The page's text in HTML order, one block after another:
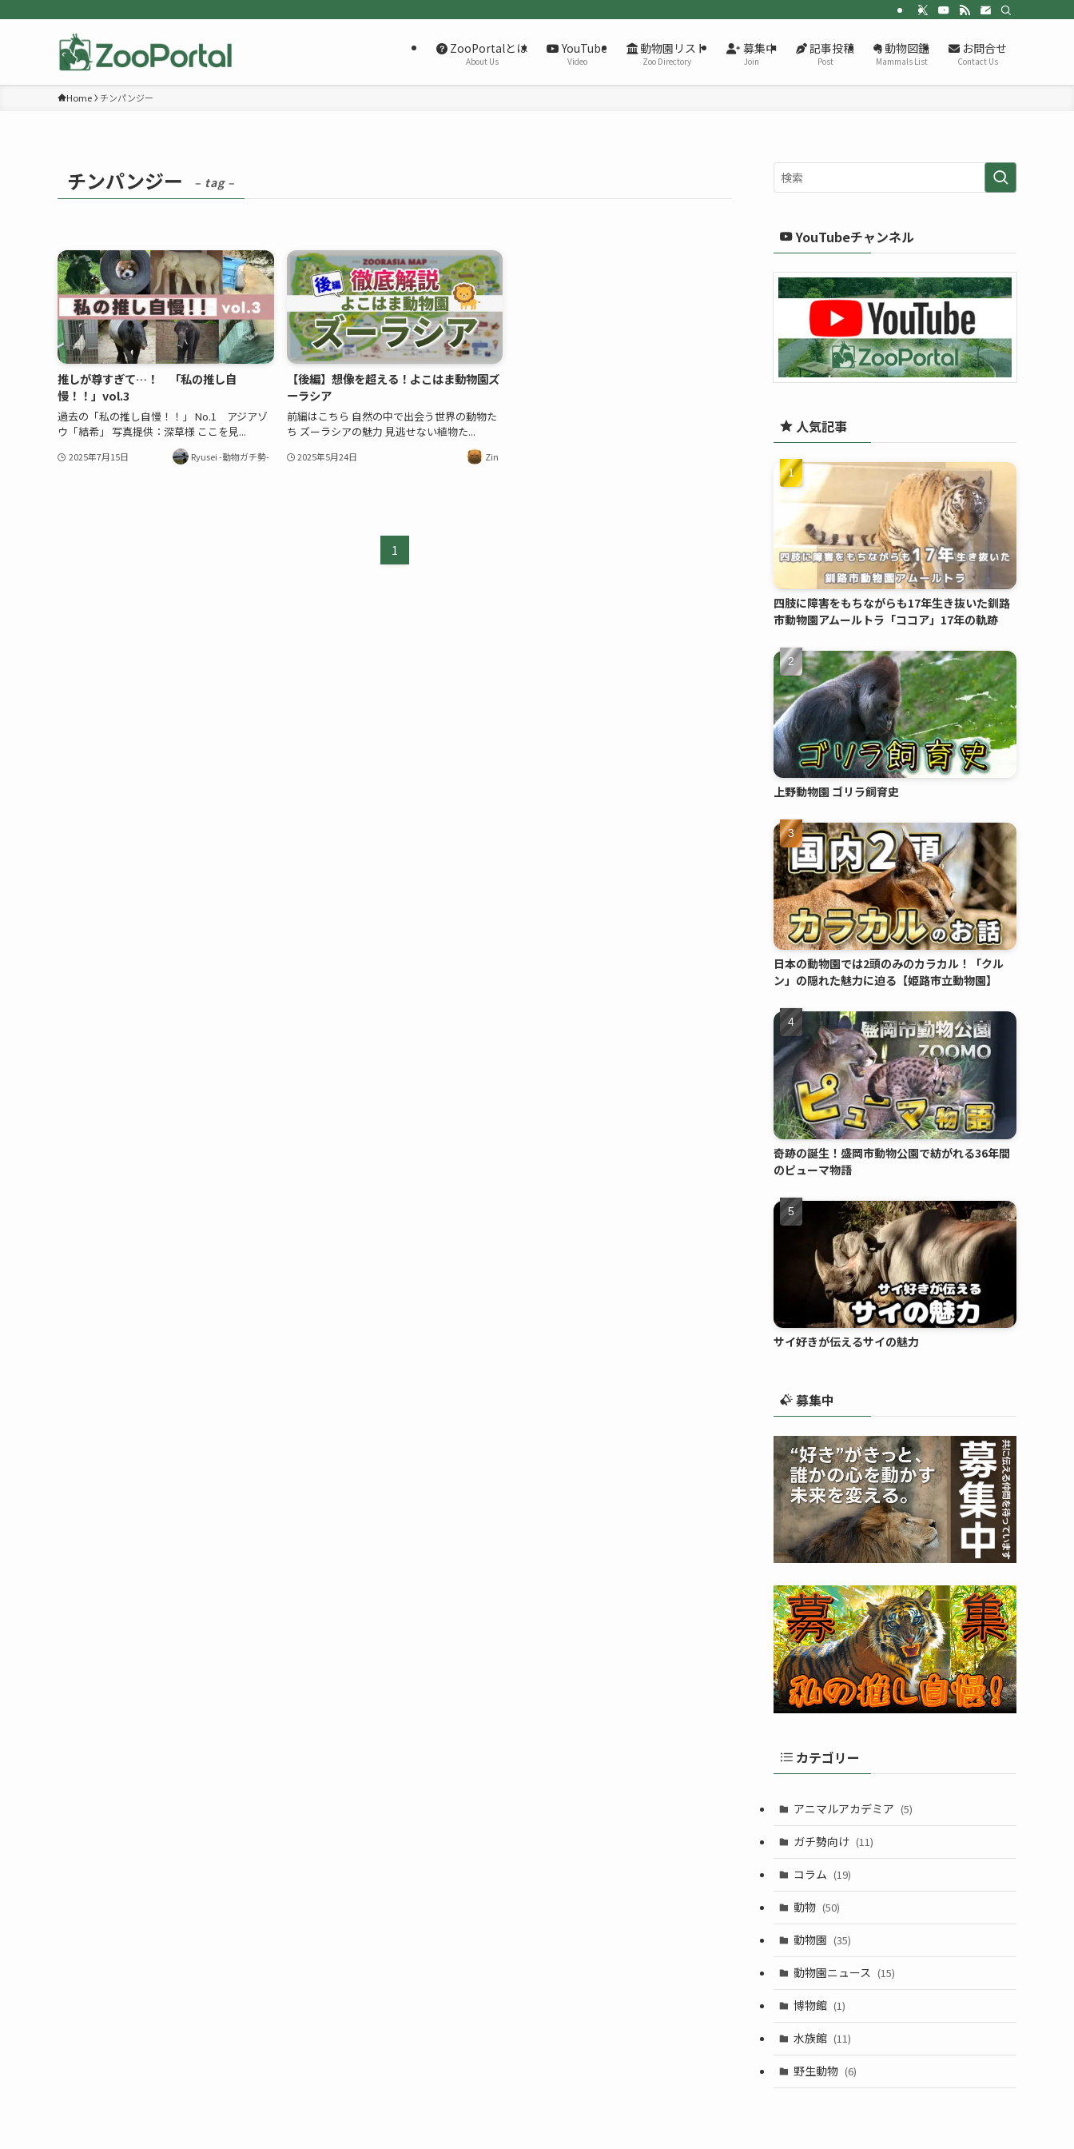
ZooPortalとは
About Us
YouTube
Video
動物園リスト
Zoo Directory
募集中
Join
記事投稿
Post
動物図鑑
Mammals List
お問合せ
Contact Us
Home チンパンジー
チンパンジー – tag –
推しが尊すぎて…！ 「私の推し自
慢！！」vol.3
過去の「私の推し自慢！！」 No.1 アジアゾ
ウ「結希」 写真提供：深草様 ここを見...
2025年7月15日 Ryusei -動物ガチ勢-
【後編】想像を超える！よこはま動物園ズ
ーラシア
前編はこちら 自然の中で出会う世界の動物た
ち ズーラシアの魅力 見逃せない植物た...
2025年5月24日 Zin
1
YouTubeチャンネル
人気記事
四肢に障害をもちながらも17年生き抜いた釧路
市動物園アムールトラ「ココア」17年の軌跡
上野動物園 ゴリラ飼育史
日本の動物園では2頭のみのカラカル！「クル
ン」の隠れた魅力に迫る【姫路市立動物園】
奇跡の誕生！盛岡市動物公園で紡がれる36年間
のピューマ物語
サイ好きが伝えるサイの魅力
募集中
カテゴリー
アニマルアカデミア (5)
ガチ勢向け (11)
コラム (19)
動物 (50)
動物園 (35)
動物園ニュース (15)
博物館 (1)
水族館 (11)
野生動物 (6)